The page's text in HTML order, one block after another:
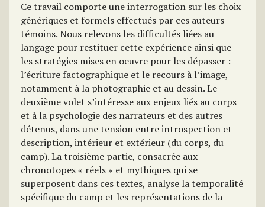
Ce travail comporte une interrogation sur les choix
génériques et formels effectués par ces auteurs-
témoins. Nous relevons les difficultés liées au
langage pour restituer cette expérience ainsi que
les stratégies mises en oeuvre pour les dépasser :
l’écriture factographique et le recours à l’image,
notamment à la photographie et au dessin. Le
deuxième volet s’intéresse aux enjeux liés au corps
et à la psychologie des narrateurs et des autres
détenus, dans une tension entre introspection et
description, intérieur et extérieur (du corps, du
camp). La troisième partie, consacrée aux
chronotopes « réels » et mythiques qui se
superposent dans ces textes, analyse la temporalité
spécifique du camp et les représentations de la